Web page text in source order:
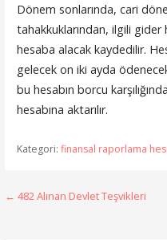
Dönem sonlarında, cari
tahakkuklarından, ilgili gider
hesaba alacak kaydedilir.
gelecek on iki ayda
bu hesabın borcu
hesabına aktarılır.
Kategori: finansal raporlama
Yazı
← 482 Alınan Devlet Teşvikleri